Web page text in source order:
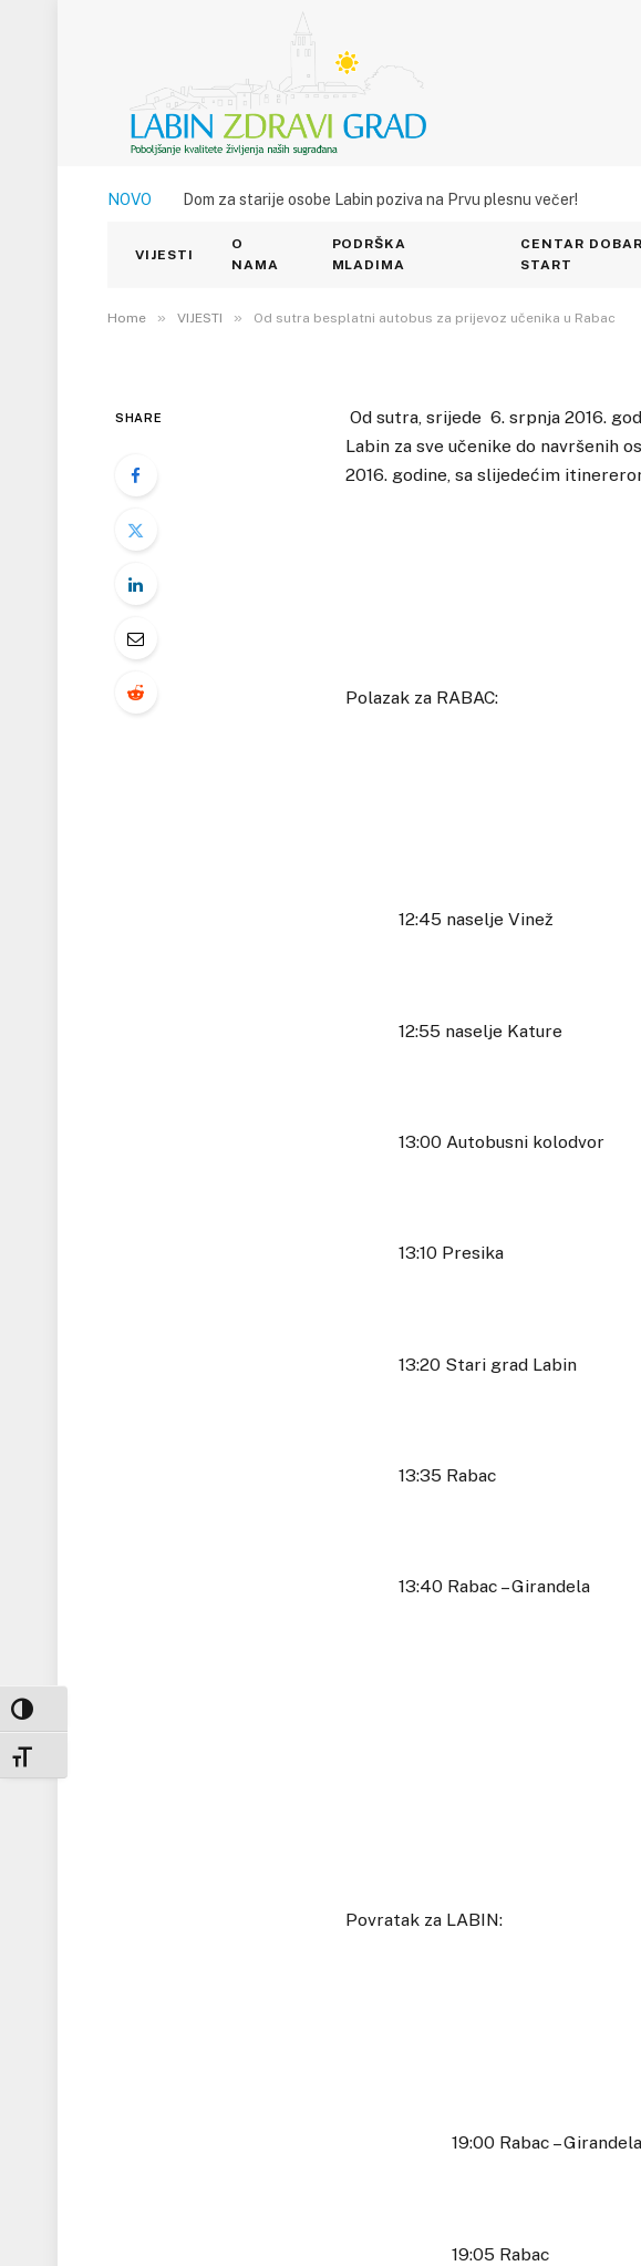
UKLJUČI / ISKLJUČI VISOKI KONTRAST
UKLJUČI / ISKLJUČI VELIČINU FONTA
NOVO Dom za starije osobe Labin poziva na Prvu plesnu večer!
VIJESTI
O
NAMA
PODRŠKA
MLADIMA
CENTAR DOBAR
START
Home » VIJESTI » Od sutra besplatni autobus za prijevoz učenika u Rabac
VIJESTI
Od sutra besplatni autobus za
Rabac
5. SRPNJA 2016. 0VIEWS
SHARE
Od sutra, srijede 6. srpnja 2016.
Labin za sve učenike do navršenih
2016. godine, sa slijedećim
Polazak za RABAC:
12:45 naselje Vinež
12:55 naselje Kature
13:00 Autobusni kolodvor
13:10 Presika
13:20 Stari grad Labin
13:35 Rabac
13:40 Rabac – Girandela
Povratak za LABIN:
19:00 Rabac – Girandela
19:05 Rabac